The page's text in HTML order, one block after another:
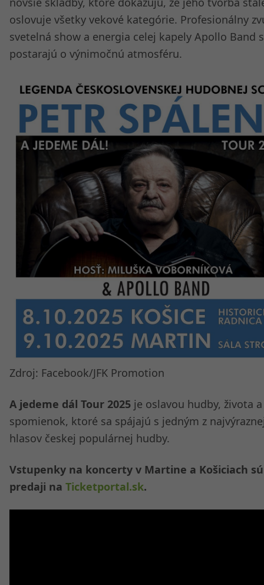
oslovuje všetky vekové kategórie. Profesionálny
svetelná show a energia celej kapely Apollo Band
postarajú o výnimočnú atmosféru.
Zdroj: Facebook/JFK Promotion
A jedeme dál Tour 2025 je oslavou hudby, života a
spomienok, ktoré sa spájajú s jedným z
hlasov českej populárnej hudby.
Vstupenky na koncerty v Martine a Košiciach
predaji na Ticketportal.sk.